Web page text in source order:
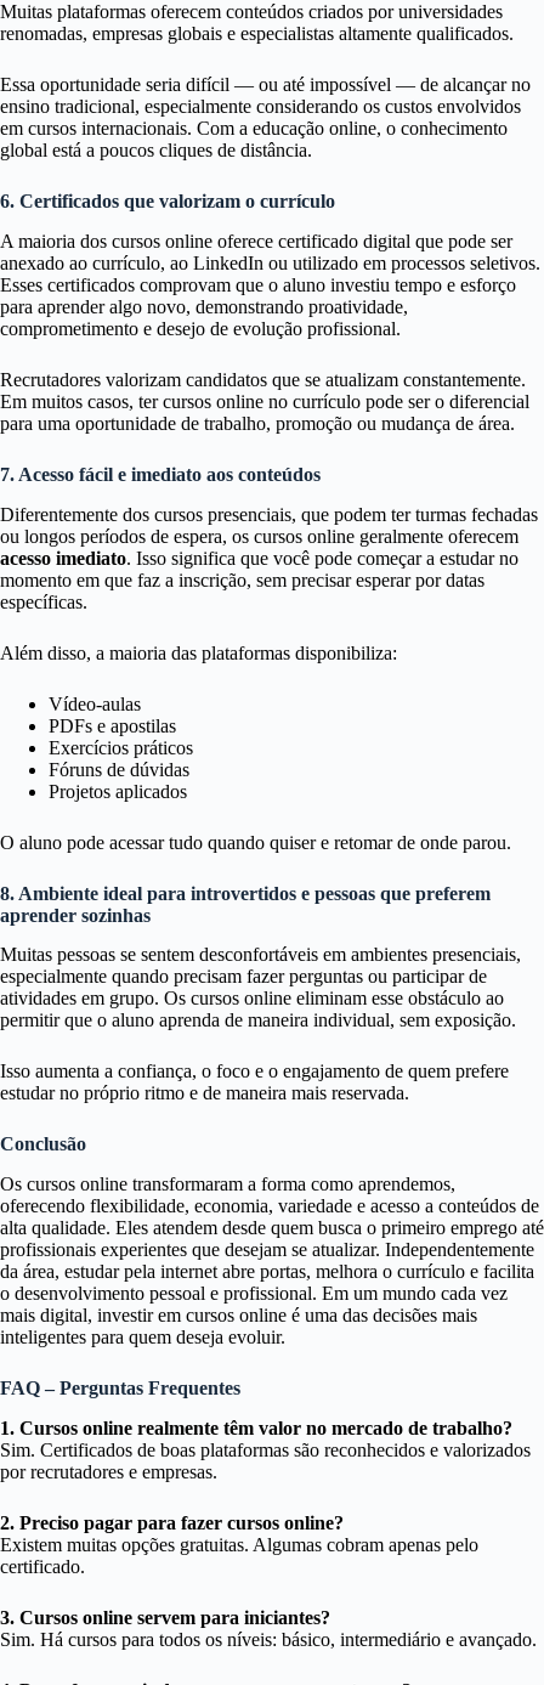
Muitas plataformas oferecem conteúdos criados por universidades
renomadas, empresas globais e especialistas altamente qualificados.
Essa oportunidade seria difícil — ou até impossível — de alcançar no
ensino tradicional, especialmente considerando os custos envolvidos
em cursos internacionais. Com a educação online, o conhecimento
global está a poucos cliques de distância.
6. Certificados que valorizam o currículo
A maioria dos cursos online oferece certificado digital que pode ser
anexado ao currículo, ao LinkedIn ou utilizado em processos seletivos.
Esses certificados comprovam que o aluno investiu tempo e esforço
para aprender algo novo, demonstrando proatividade,
comprometimento e desejo de evolução profissional.
Recrutadores valorizam candidatos que se atualizam constantemente.
Em muitos casos, ter cursos online no currículo pode ser o diferencial
para uma oportunidade de trabalho, promoção ou mudança de área.
7. Acesso fácil e imediato aos conteúdos
Diferentemente dos cursos presenciais, que podem ter turmas fechadas
ou longos períodos de espera, os cursos online geralmente oferecem
acesso imediato. Isso significa que você pode começar a estudar no
momento em que faz a inscrição, sem precisar esperar por datas
específicas.
Além disso, a maioria das plataformas disponibiliza:
Vídeo-aulas
PDFs e apostilas
Exercícios práticos
Fóruns de dúvidas
Projetos aplicados
O aluno pode acessar tudo quando quiser e retomar de onde parou.
8. Ambiente ideal para introvertidos e pessoas que preferem
aprender sozinhas
Muitas pessoas se sentem desconfortáveis em ambientes presenciais,
especialmente quando precisam fazer perguntas ou participar de
atividades em grupo. Os cursos online eliminam esse obstáculo ao
permitir que o aluno aprenda de maneira individual, sem exposição.
Isso aumenta a confiança, o foco e o engajamento de quem prefere
estudar no próprio ritmo e de maneira mais reservada.
Conclusão
Os cursos online transformaram a forma como aprendemos,
oferecendo flexibilidade, economia, variedade e acesso a conteúdos de
alta qualidade. Eles atendem desde quem busca o primeiro emprego até
profissionais experientes que desejam se atualizar. Independentemente
da área, estudar pela internet abre portas, melhora o currículo e facilita
o desenvolvimento pessoal e profissional. Em um mundo cada vez
mais digital, investir em cursos online é uma das decisões mais
inteligentes para quem deseja evoluir.
FAQ – Perguntas Frequentes
1. Cursos online realmente têm valor no mercado de trabalho?
Sim. Certificados de boas plataformas são reconhecidos e valorizados
por recrutadores e empresas.
2. Preciso pagar para fazer cursos online?
Existem muitas opções gratuitas. Algumas cobram apenas pelo
certificado.
3. Cursos online servem para iniciantes?
Sim. Há cursos para todos os níveis: básico, intermediário e avançado.